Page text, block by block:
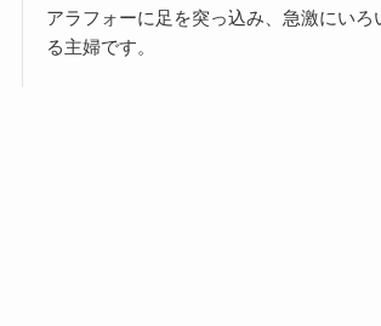
アラフォーに足を突っ込み、急激にいろ
る主婦です。